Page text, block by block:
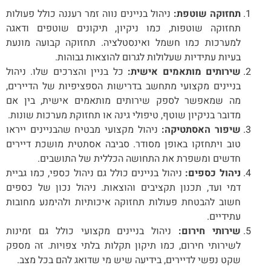
תחזוקה שוטפת: ניהול בניינים נווה זמר רעננה כולל פעולות
תחזוקה שוטפות, כמו ניקיון, תיקונים שוטפים ודאגה
למערכות כמו חשמל ואינסטלציה. תחזוקה קבועה מונעת
בעיות עתידיות שעלולות לגרום להוצאות גבוהות.
שירותים מותאמים אישית: כל בניין והצרכים שלו. ניהול
בניינים מקצועי מתחשב בדרישות הספציפיות של הדיירים,
מה שמאפשר לספק שירותים מותאמים אישית, בין אם
מדובר בניקיון שוטף, טיפולי גינה או תחזוקת מערכות שונות.
שיפור האסתטיקה: ניהול מקצועי מבטיח שהבניינים ייראו
טוב ויתחזקו באופן מסודר. סביבה אסתטית מושכת דיירים
חדשים ומשפרת את התחושה הכללית של התושבים.
ניהול כספים: ניהול בניינים כולל גם ניהול כספי, כמו גביית
דמי ועד, תכנון תקציבים והוצאות. ניהול נכון של כספים
חשוב להבטחת פעולות תחזוקה איכותיות ולהימנע מחובות
עתידיים.
שירותי חירום: ניהול בניינים מקצועי כולל גם זמינות
לשירותי חירום, כמו תיקון תקלות בלתי צפויות. זה מספק
שקט נפשי לדיירים, בידיעה שיש מי שדואג להם בכל מצב.